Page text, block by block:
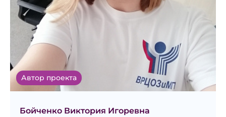
Автор проекта
Бойченко Виктория Игоревна